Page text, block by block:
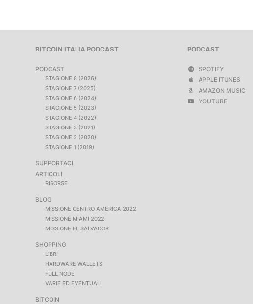
BITCOIN ITALIA PODCAST
PODCAST
STAGIONE 8 (2026)
STAGIONE 7 (2025)
STAGIONE 6 (2024)
STAGIONE 5 (2023)
STAGIONE 4 (2022)
STAGIONE 3 (2021)
STAGIONE 2 (2020)
STAGIONE 1 (2019)
SUPPORTACI
ARTICOLI
RISORSE
BLOG
MISSIONE CENTRO AMERICA 2022
MISSIONE MIAMI 2022
MISSIONE EL SALVADOR
SHOPPING
LIBRI
HARDWARE WALLETS
FULL NODE
VARIE ED EVENTUALI
BITCOIN
PODCAST
SPOTIFY
APPLE ITUNES
AMAZON MUSIC
YOUTUBE